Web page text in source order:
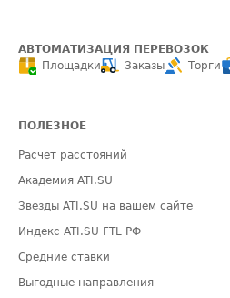
АВТОМАТИЗАЦИЯ ПЕРЕВОЗОК
Площадки
Заказы Торги
ПОЛЕЗНОЕ
Расчет расстояний
Академия ATI.SU
Звезды ATI.SU на вашем сайте
Индекс ATI.SU FTL РФ
Средние ставки
Выгодные направления